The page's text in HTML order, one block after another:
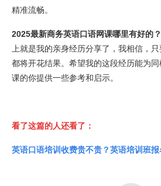
精准流畅。
2025最新商务英语口语网课哪里有好的
上就是我的亲身经历分享了，我相信，
都将开花结果。希望我的这段经历能为
课的你提供一些参考和启示。
看了这篇的人还看了：
英语口语培训收费贵不贵？英语培训班